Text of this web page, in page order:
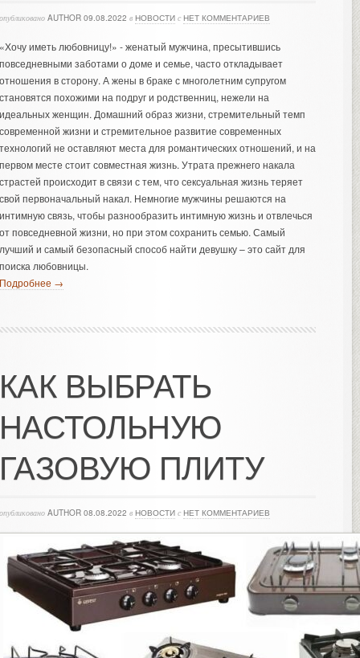
AUTHOR 09.08.2022 в НОВОСТИ с НЕТ КОММЕНТАРИЕВ
иметь любовницу!» - женатый мужчина, пресытившись
заботами о доме и семье, часто откладывает
в сторону. А жены в браке с многолетним супругом
похожими на подруг и родственниц, нежели на
женщин. Домашний образ жизни, стремительный темп
жизни и стремительное развитие современных
не оставляют места для романтических отношений, и на
месте стоит совместная жизнь. Утрата прежнего накала
происходит в связи с тем, что сексуальная жизнь теряет
первоначальный накал. Немногие мужчины решаются на
связь, чтобы разнообразить интимную жизнь и отвлечься
повседневной жизни, но при этом сохранить семью. Самый
и самый безопасный способ найти девушку – это сайт для
любовницы.
→
ВЫБРАТЬ
ПЛИТУ
AUTHOR 08.08.2022 в НОВОСТИ с НЕТ КОММЕНТАРИЕВ